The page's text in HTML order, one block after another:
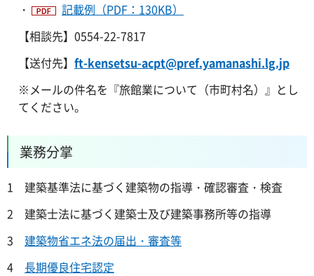
・
記載例（PDF：130KB）
【相談先】0554-22-7817
【送付先】 ft-kensetsu-acpt@pref.yamanashi.lg.jp
※ メールの件名を『旅館業について（市町村名）』とし
てください。
業務分掌
1 建築基準法に基づく建築物の指導・確認審査・検査
2 建築士法に基づく建築士及び建築事務所等の指導
3 建築物省エネ法の届出・審査等
4 長期優良住宅認定